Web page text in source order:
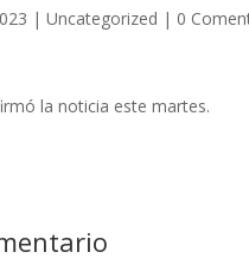
| Uncategorized | 0
la noticia este martes.